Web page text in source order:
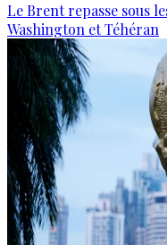
Le Brent repasse sous
Washington et Téhéran